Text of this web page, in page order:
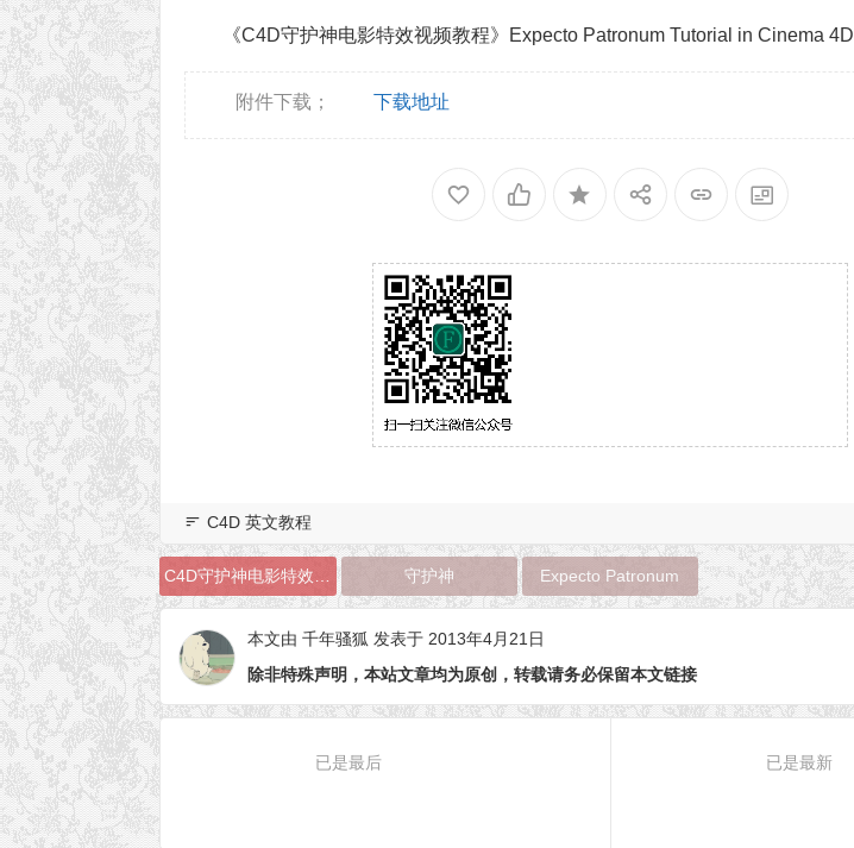
《C4D守护神电影特效视频教程》Expecto Patronum Tutorial in Cinema 4D
附件下载； 下载地址
C4D 英文教程
守护神 Expecto Patronum
本文由千年骚狐 发表于 2013年4月21日
除非特殊声明，本站文章均为原创，转载请务必保留本文链接
已是最后 已是最新